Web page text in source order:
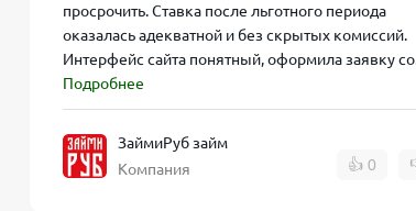
уведомления о новых акциях и бонусах.
связаться с поддержкой ЗаймиРуб
Служба поддержки и
Если у вас возникли вопросы по займу
по телефону горячей линии и через
просрочить. Ставка после льготного периода
оказалась адекватной и без скрытых комиссий.
Интерфейс сайта понятный, оформила заявку
Подробнее
ЗаймиРуб займ
Компания
👍 0